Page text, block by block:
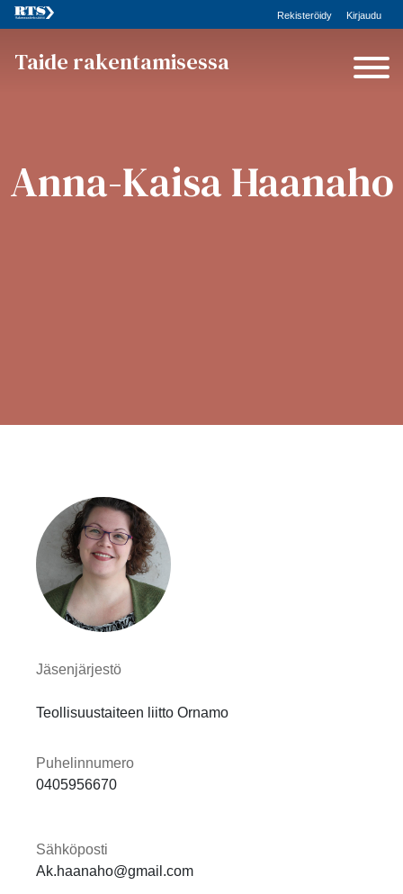
Rekisteröidy Kirjaudu
Taide rakentamisessa
Anna-Kaisa Haanaho
Jäsenjärjestö
Teollisuustaiteen liitto Ornamo
Puhelinnumero
0405956670
Sähköposti
Ak.haanaho@gmail.com